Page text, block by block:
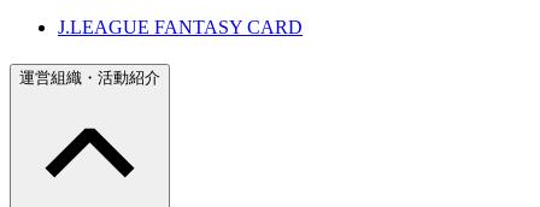
J.LEAGUE FANTASY CARD
運営組織・活動紹介